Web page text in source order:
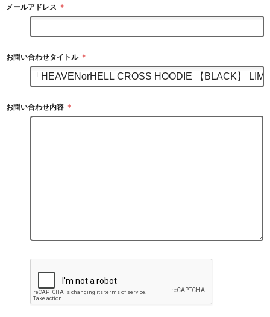
メールアドレス ＊
お問い合わせタイトル ＊
お問い合わせ内容 ＊